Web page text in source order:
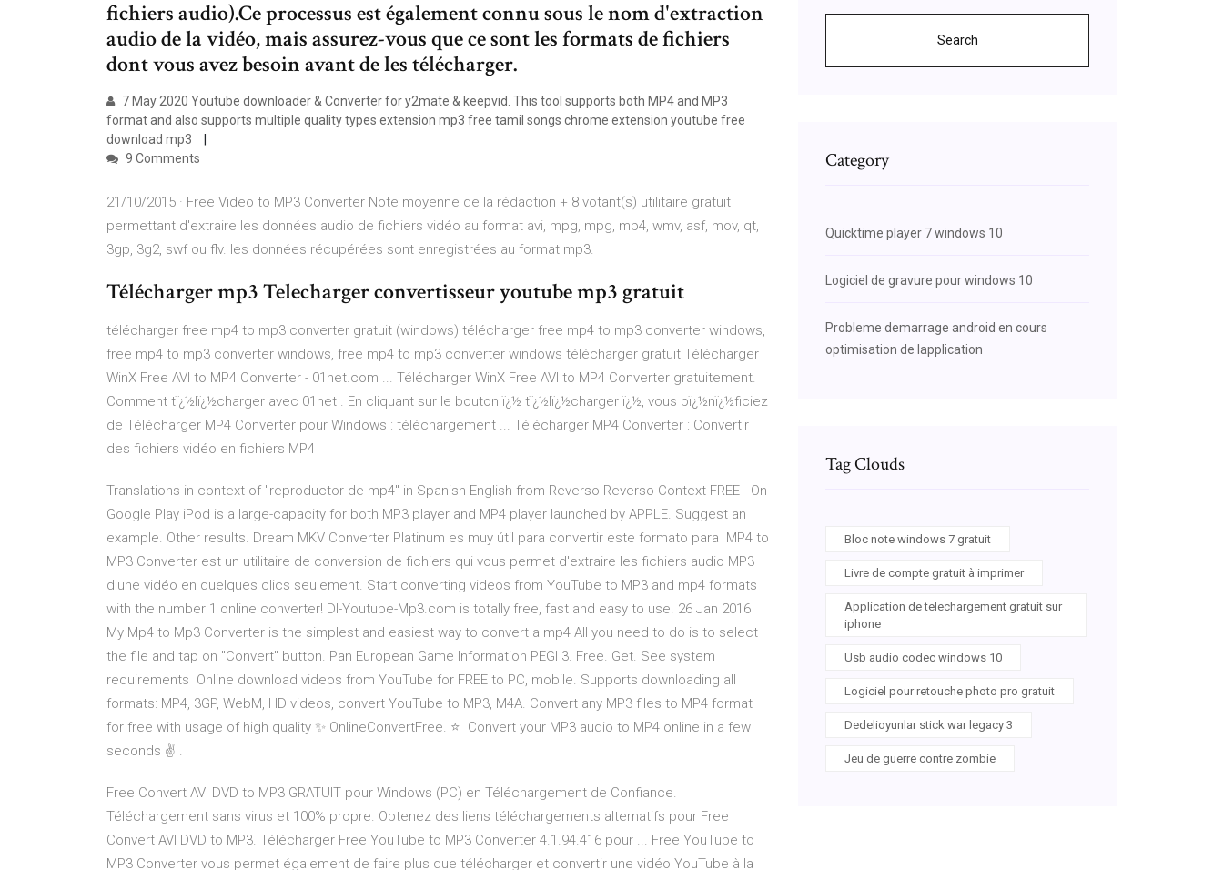
fichiers audio).Ce processus est également connu sous le nom d'extraction
audio de la vidéo, mais assurez-vous que ce sont les formats de fichiers
dont vous avez besoin avant de les télécharger.
7 May 2020 Youtube downloader & Converter for y2mate & keepvid. This tool supports both MP4 and MP3
format and also supports multiple quality types extension mp3 free tamil songs chrome extension youtube free
download mp3
9 Comments
21/10/2015 · Free Video to MP3 Converter Note moyenne de la rédaction + 8 votant(s) utilitaire gratuit
permettant d'extraire les données audio de fichiers vidéo au format avi, mpg, mpg, mp4, wmv, asf, mov, qt,
3gp, 3g2, swf ou flv. les données récupérées sont enregistrées au format mp3.
Télécharger mp3 Telecharger convertisseur youtube mp3 gratuit
télécharger free mp4 to mp3 converter gratuit (windows) télécharger free mp4 to mp3 converter windows,
free mp4 to mp3 converter windows, free mp4 to mp3 converter windows télécharger gratuit Télécharger
WinX Free AVI to MP4 Converter - 01net.com ... Télécharger WinX Free AVI to MP4 Converter gratuitement.
Comment tï¿½lï¿½charger avec 01net . En cliquant sur le bouton ï¿½ tï¿½lï¿½charger ï¿½, vous bï¿½nï¿½ficiez
de Télécharger MP4 Converter pour Windows : téléchargement ... Télécharger MP4 Converter : Convertir
des fichiers vidéo en fichiers MP4
Translations in context of "reproductor de mp4" in Spanish-English from Reverso Reverso Context FREE - On
Google Play iPod is a large-capacity for both MP3 player and MP4 player launched by APPLE. Suggest an
example. Other results. Dream MKV Converter Platinum es muy útil para convertir este formato para MP4 to
MP3 Converter est un utilitaire de conversion de fichiers qui vous permet d'extraire les fichiers audio MP3
d'une vidéo en quelques clics seulement. Start converting videos from YouTube to MP3 and mp4 formats
with the number 1 online converter! Dl-Youtube-Mp3.com is totally free, fast and easy to use. 26 Jan 2016
My Mp4 to Mp3 Converter is the simplest and easiest way to convert a mp4 All you need to do is to select
the file and tap on "Convert" button. Pan European Game Information PEGI 3. Free. Get. See system
requirements Online download videos from YouTube for FREE to PC, mobile. Supports downloading all
formats: MP4, 3GP, WebM, HD videos, convert YouTube to MP3, M4A. Convert any MP3 files to MP4 format
for free with usage of high quality ✨ OnlineConvertFree. ⭐ ️ Convert your MP3 audio to MP4 online in a few
seconds ✌ ️.
Free Convert AVI DVD to MP3 GRATUIT pour Windows (PC) en Téléchargement de Confiance.
Téléchargement sans virus et 100% propre. Obtenez des liens téléchargements alternatifs pour Free
Convert AVI DVD to MP3. Télécharger Free YouTube to MP3 Converter 4.1.94.416 pour ... Free YouTube to
MP3 Converter vous permet également de faire plus que télécharger et convertir une vidéo YouTube à la
Search
Category
Quicktime player 7 windows 10
Logiciel de gravure pour windows 10
Probleme demarrage android en cours
optimisation de lapplication
Tag Clouds
Bloc note windows 7 gratuit
Livre de compte gratuit à imprimer
Application de telechargement gratuit sur
iphone
Usb audio codec windows 10
Logiciel pour retouche photo pro gratuit
Dedelioyunlar stick war legacy 3
Jeu de guerre contre zombie